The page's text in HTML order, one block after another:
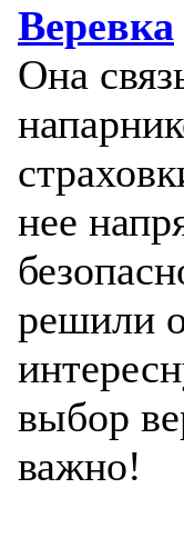
Веревка
Она
нее
решили
выбор
важно!